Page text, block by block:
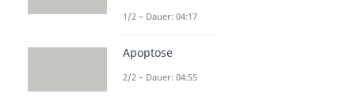
1/2 – Dauer: 04:17
Apoptose
2/2 – Dauer: 04:55